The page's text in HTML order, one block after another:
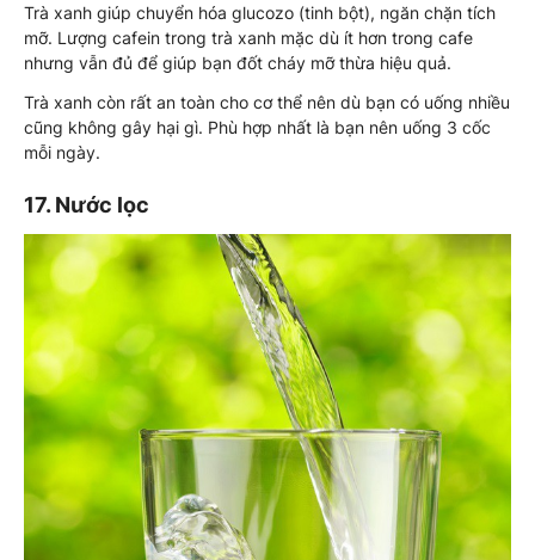
Trà xanh giúp chuyển hóa glucozo (tinh bột), ngăn chặn tích
mỡ. Lượng cafein trong trà xanh mặc dù ít hơn trong cafe
nhưng vẫn đủ để giúp bạn đốt cháy mỡ thừa hiệu quả.
Trà xanh còn rất an toàn cho cơ thể nên dù bạn có uống nhiều
cũng không gây hại gì. Phù hợp nhất là bạn nên uống 3 cốc
mỗi ngày.
17. Nước lọc